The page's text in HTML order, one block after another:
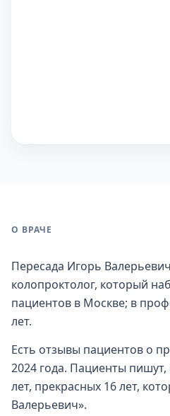
О ВРАЧЕ
Пересада Игорь
колопроктолог, который
пациентов в Москве; в
лет.
Есть отзывы пациентов о
2024 года. Пациенты
лет, прекрасных 16 лет,
Валерьевич».